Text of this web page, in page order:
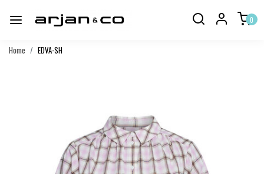
0
Home EDVA-SH